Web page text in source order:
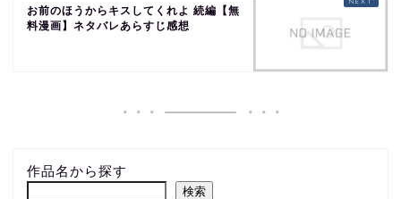
お前のほうからキスしてくれよ 続編【無
料漫画】ネタバレあらすじ感想
作品名から探す
検索